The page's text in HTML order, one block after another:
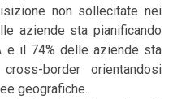
non sollecitate nei
aziende sta pianificando
e il 74% delle aziende sta
border orientandosi
geografiche.